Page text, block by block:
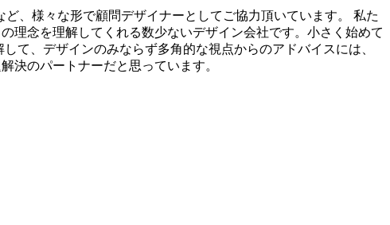
、様々な形で顧問デザイナーとしてご協力頂いています。 私た
理念を理解してくれる数少ないデザイン会社です。小さく始めて
て、デザインのみならず多角的な視点からのアドバイスには、
決のパートナーだと思っています。